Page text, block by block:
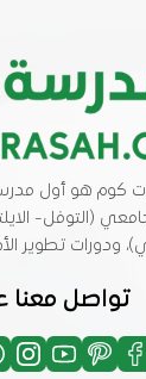
كوم هو أول
(التوفل-
ودورات تطوير
تواصل معنا